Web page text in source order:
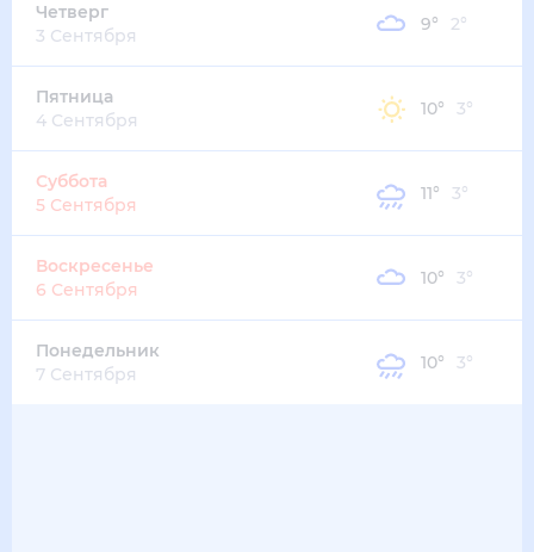
Четверг
3 Сентября
9° 2°
Пятница
4 Сентября
10° 3°
Суббота
5 Сентября
11° 3°
Воскресенье
6 Сентября
10° 3°
Понедельник
7 Сентября
10° 3°